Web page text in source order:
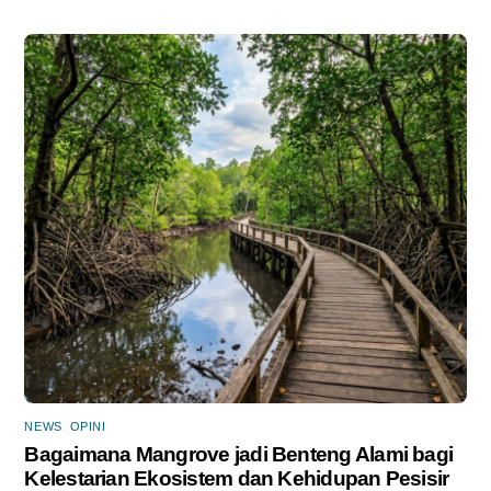
NEWS OPINI
Bagaimana Mangrove jadi Benteng Alami bagi
Kelestarian Ekosistem dan Kehidupan Pesisir